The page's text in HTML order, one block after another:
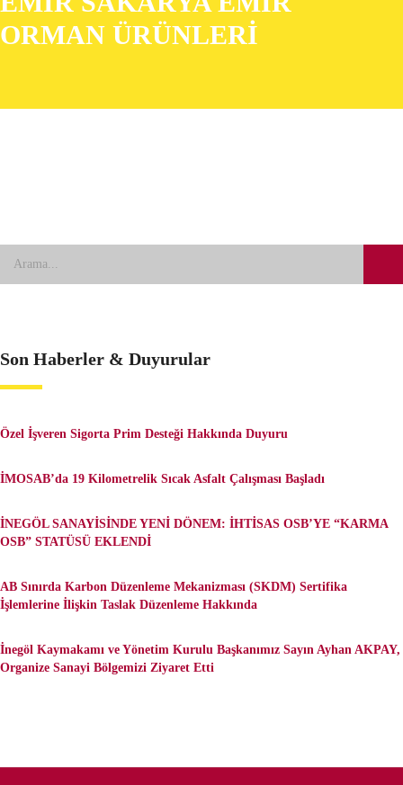
ORMAN ÜRÜNLERİ
Son Haberler & Duyurular
Özel İşveren Sigorta Prim Desteği Hakkında Duyuru
İMOSAB’da 19 Kilometrelik Sıcak Asfalt Çalışması Başladı
İNEGÖL SANAYİSİNDE YENİ DÖNEM: İHTİSAS OSB’YE “KARMA
OSB” STATÜSÜ EKLENDİ
AB Sınırda Karbon Düzenleme Mekanizması (SKDM) Sertifika
İşlemlerine İlişkin Taslak Düzenleme Hakkında
İnegöl Kaymakamı ve Yönetim Kurulu Başkanımız Sayın Ayhan AKPAY,
Organize Sanayi Bölgemizi Ziyaret Etti